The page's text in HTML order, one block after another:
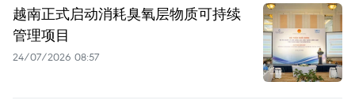
越南正式启动消耗臭氧层物质可持续
管理项目
24/07/2026 08:57